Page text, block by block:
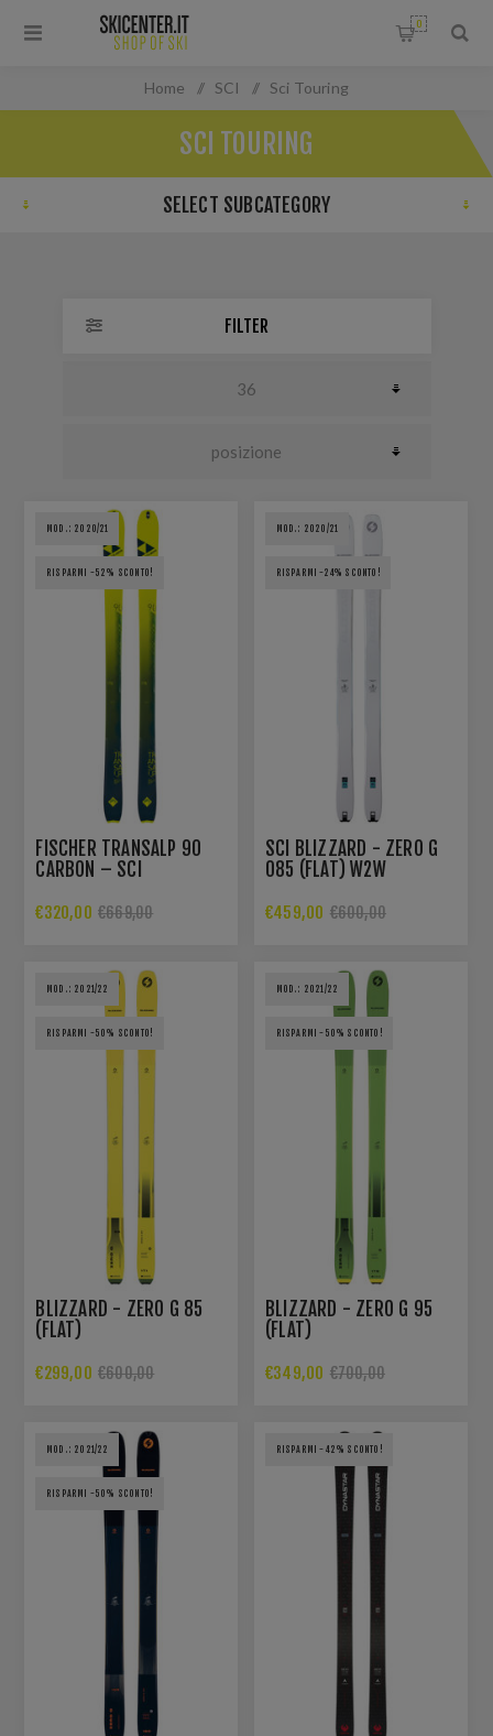
0
Home / SCI / Sci Touring
SCI TOURING
SELECT SUBCATEGORY
FILTER
MOD.: 2020/21
RISPARMI -52% SCONTO!
FISCHER TRANSALP 90
CARBON – SCI
PERFORMANTE
€320,00 €669,00
MOD.: 2020/21
RISPARMI -24% SCONTO!
SCI BLIZZARD - ZERO G
085 (FLAT) W2W
€459,00 €600,00
MOD.: 2021/22
RISPARMI -50% SCONTO!
BLIZZARD - ZERO G 85
(FLAT)
€299,00 €600,00
MOD.: 2021/22
RISPARMI -50% SCONTO!
BLIZZARD - ZERO G 95
(FLAT)
€349,00 €700,00
MOD.: 2021/22
RISPARMI -50% SCONTO!
RISPARMI -42% SCONTO!